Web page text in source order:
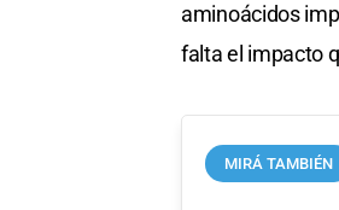
aminoácidos
falta el impacto
MIRÁ TAMBIÉN